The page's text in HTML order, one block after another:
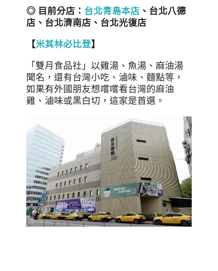
◎ 目前分店： 台北青島本店 、台北八德
店、台北濟南店、台北光復店
【米其林必比登】
「雙月食品社」以雞湯、魚湯、麻油湯
聞名，還有台灣小吃、滷味、麵點等，
如果有外國朋友想嚐嚐看台灣的麻油
雞、滷味或黑白切，這家是首選。